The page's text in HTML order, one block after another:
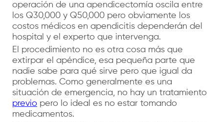
operación de una apendicectomía oscila entre
los Q30,000 y Q50,000 pero obviamente los
costos médicos en apendicitis dependerán del
hospital y el experto que intervenga.
El procedimiento no es otra cosa más que
extirpar el apéndice, esa pequeña parte que
nadie sabe para qué sirve pero que igual da
problemas. Como generalmente es una
situación de emergencia, no hay un tratamiento
previo pero lo ideal es no estar tomando
medicamentos.